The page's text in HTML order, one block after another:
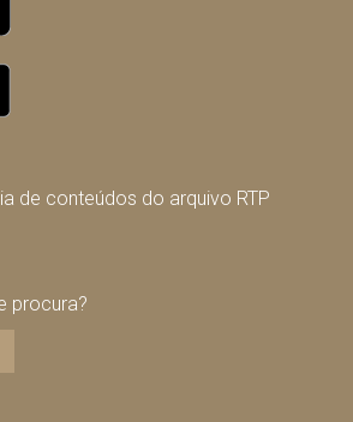
de conteúdos do arquivo RTP
procura?